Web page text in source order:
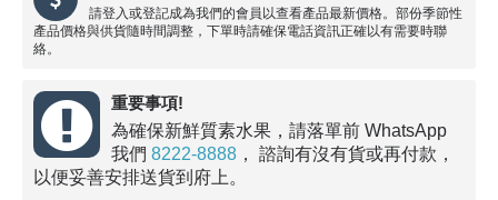
請登入或登記成為我們的會員以查看產品最新價格。部份季節性
產品價格與供貨隨時間調整，下單時請確保電話資訊正確以有需要時聯
絡。
重要事項!
為確保新鮮質素水果，請落單前 WhatsApp
我們 8222-8888 ， 諮詢有沒有貨或再付款，
以便妥善安排送貨到府上。